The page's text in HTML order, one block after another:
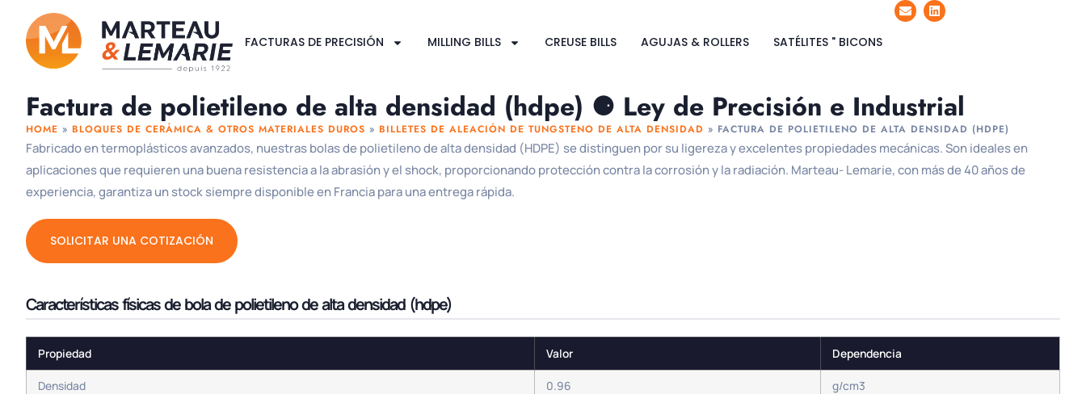
FACTURAS DE PRECISIÓN MILLING BILLS CREUSE BILLS AGUJAS & ROLLERS SATÉLITES " BICONS
Factura de polietileno de alta densidad (hdpe) ⚈ Ley de Precisión e Industrial
HOME » BLOQUES DE CERÁMICA & OTROS MATERIALES DUROS » BILLETES DE ALEACIÓN DE TUNGSTENO DE ALTA DENSIDAD » FACTURA DE POLIETILENO DE ALTA DENSIDAD (HDPE)
Fabricado en termoplásticos avanzados, nuestras bolas de polietileno de alta densidad (HDPE) se distinguen por su ligereza y excelentes propiedades mecánicas. Son ideales en
aplicaciones que requieren una buena resistencia a la abrasión y el shock, proporcionando protección contra la corrosión y la radiación. Marteau- Lemarie, con más de 40 años de
experiencia, garantiza un stock siempre disponible en Francia para una entrega rápida.
SOLICITAR UNA COTIZACIÓN
Características físicas de bola de polietileno de alta densidad (hdpe)
Propiedad Valor Dependencia
Densidad 0.96 g/cm3